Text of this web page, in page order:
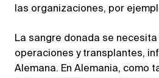
las organizaciones, por
La sangre donada se
operaciones y transplantes,
Alemana. En Alemania, como